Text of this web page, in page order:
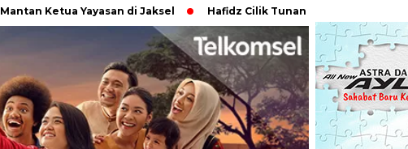
Yayasan di Jaksel Hafidz Cilik Tunanetra Asal Banyuwangi,